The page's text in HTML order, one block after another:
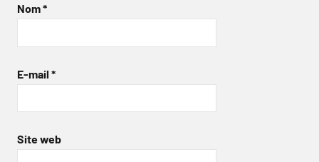
Nom*
E-mail *
Site web